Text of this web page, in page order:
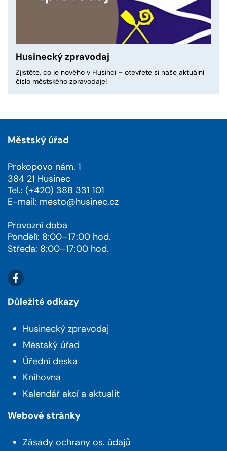
Husinecký zpravodaj
Zjistěte, co je nového v Husinci – otevřete si naše aktuální
číslo městského zpravodaje!
Městský úřad
Prokopovo nám. 1
384 21 Husinec
Tel.: (+420) 388 331 101
E-mail: mesto@husinec.cz
Provozní doba
Pondělí: 8:00–17:00 hod.
Středa: 8:00–17:00 hod.
Důležité odkazy
Husinecký zpravodaj
Městský úřad
Úřední deska
Knihovna
Kalendář akcí a aktualit
Webové stránky
Zásady ochrany os. údajů